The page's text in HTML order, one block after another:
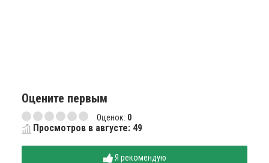
Оцените первым
Оценок: 0
Просмотров в августе: 49
Я рекомендую